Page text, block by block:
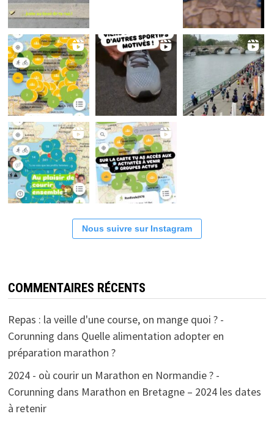
Nous suivre sur Instagram
COMMENTAIRES RÉCENTS
Repas : la veille d'une course, on mange quoi ? -
Corunning dans Quelle alimentation adopter en
préparation marathon ?
2024 - où courir un Marathon en Normandie ? -
Corunning dans Marathon en Bretagne – 2024 les dates
à retenir